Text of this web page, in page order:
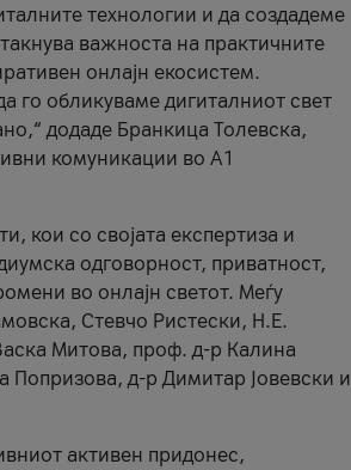
технологии и да создадеме
важноста на практичните
онлајн екосистем.
го обликуваме дигиталниот свет
додаде Бранкица Толевска,
комуникации во А1
кои со својата експертиза и
одговорност, приватност,
во онлајн светот. Меѓу
Стевчо Ристески, Н.Е.
Митова, проф. д-р Калина
д-р Димитар Јовевски и
активен придонес,